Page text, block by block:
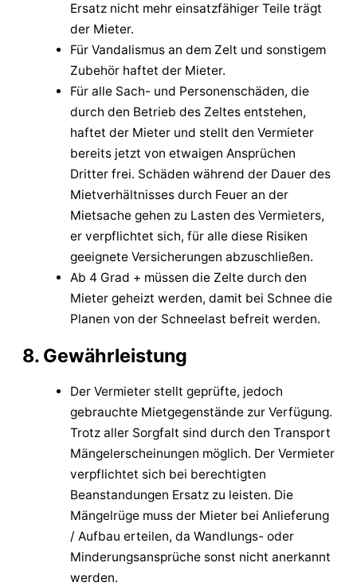
Ersatz nicht mehr einsatzfähiger Teile trägt
der Mieter.
Für Vandalismus an dem Zelt und sonstigem
Zubehör haftet der Mieter.
Für alle Sach- und Personenschäden, die
durch den Betrieb des Zeltes entstehen,
haftet der Mieter und stellt den Vermieter
bereits jetzt von etwaigen Ansprüchen
Dritter frei. Schäden während der Dauer des
Mietverhältnisses durch Feuer an der
Mietsache gehen zu Lasten des Vermieters,
er verpflichtet sich, für alle diese Risiken
geeignete Versicherungen abzuschließen.
Ab 4 Grad + müssen die Zelte durch den
Mieter geheizt werden, damit bei Schnee die
Planen von der Schneelast befreit werden.
8. Gewährleistung
Der Vermieter stellt geprüfte, jedoch
gebrauchte Mietgegenstände zur Verfügung.
Trotz aller Sorgfalt sind durch den Transport
Mängelerscheinungen möglich. Der Vermieter
verpflichtet sich bei berechtigten
Beanstandungen Ersatz zu leisten. Die
Mängelrüge muss der Mieter bei Anlieferung
/ Aufbau erteilen, da Wandlungs- oder
Minderungsansprüche sonst nicht anerkannt
werden.